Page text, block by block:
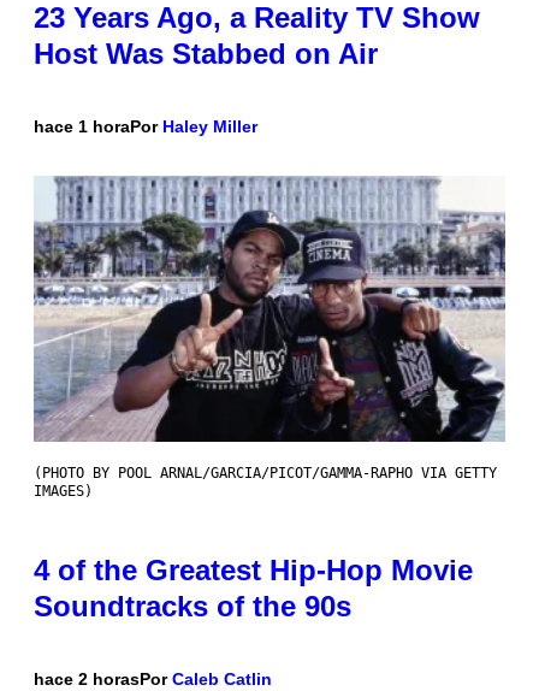
23 Years Ago, a Reality TV Show
Host Was Stabbed on Air
hace 1 horaPor Haley Miller
(PHOTO BY POOL ARNAL/GARCIA/PICOT/GAMMA-RAPHO VIA GETTY
IMAGES)
4 of the Greatest Hip-Hop Movie
Soundtracks of the 90s
hace 2 horasPorCaleb Catlin